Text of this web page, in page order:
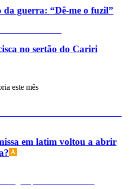
guerra: “Dê-me o fuzil”
no sertão do Cariri
este mês
em latim voltou a abrir